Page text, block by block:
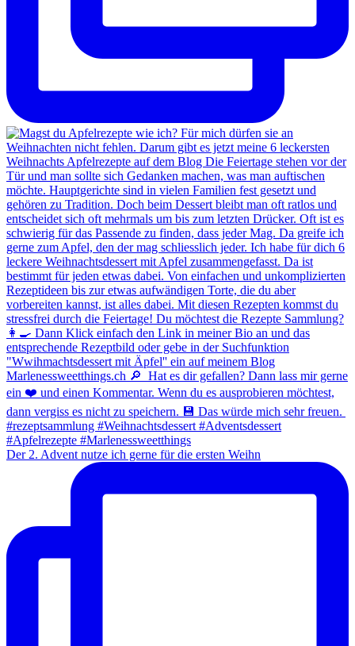
Der 2. Advent nutze ich gerne für die ersten Weihn